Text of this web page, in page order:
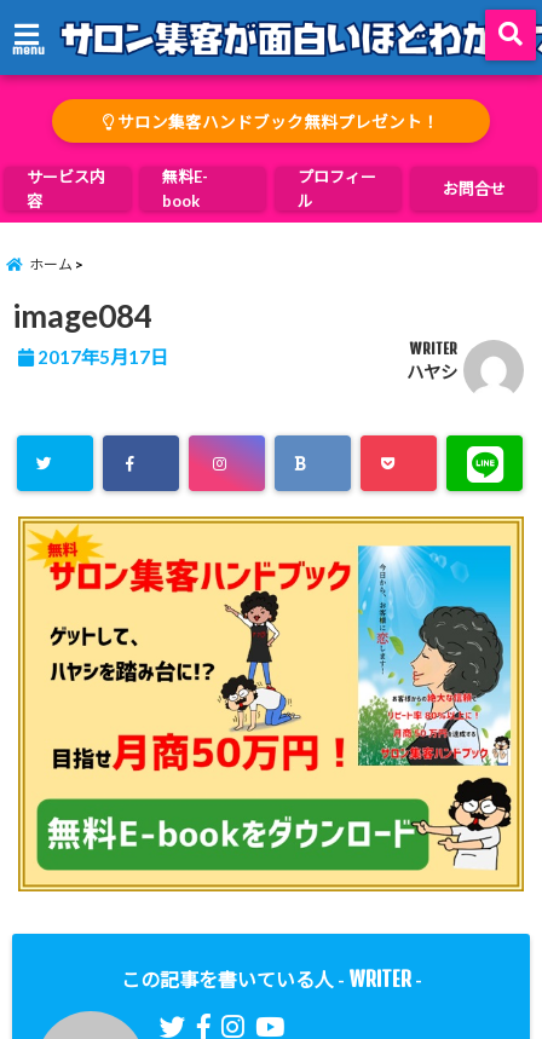
menu
サロン集客ハンドブック無料プレゼント！
サービス内
容
無料E-
book
プロフィー
ル
お問合せ
ホーム
image084
2017年5月17日 WRITER
ハヤシ
この記事を書いている人 - WRITER-